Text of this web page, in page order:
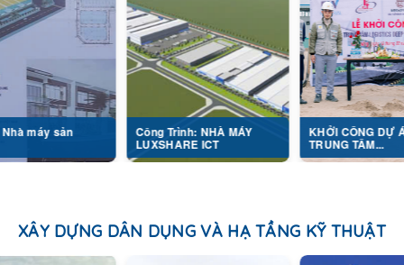
Công Trình: NHÀ MÁY
LUXSHARE ICT
KHỞI CÔNG DỰ ÁN
TRUNG TÂM...